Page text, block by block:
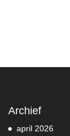
Archief
april 2026